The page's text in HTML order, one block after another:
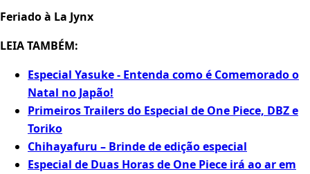
Feriado à La Jynx
LEIA TAMBÉM:
Especial Yasuke - Entenda como é Comemorado o
Natal no Japão!
Primeiros Trailers do Especial de One Piece, DBZ e
Toriko
Chihayafuru – Brinde de edição especial
Especial de Duas Horas de One Piece irá ao ar em